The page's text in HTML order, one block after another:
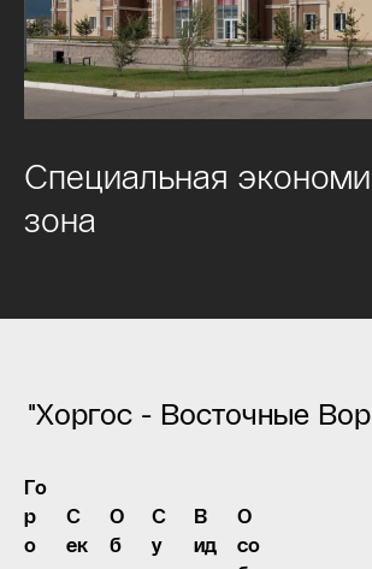
Специальная
зона
"Хоргос - Восточные
Го
р
о
С
ек
О
б
С
у
В
ид
О
со